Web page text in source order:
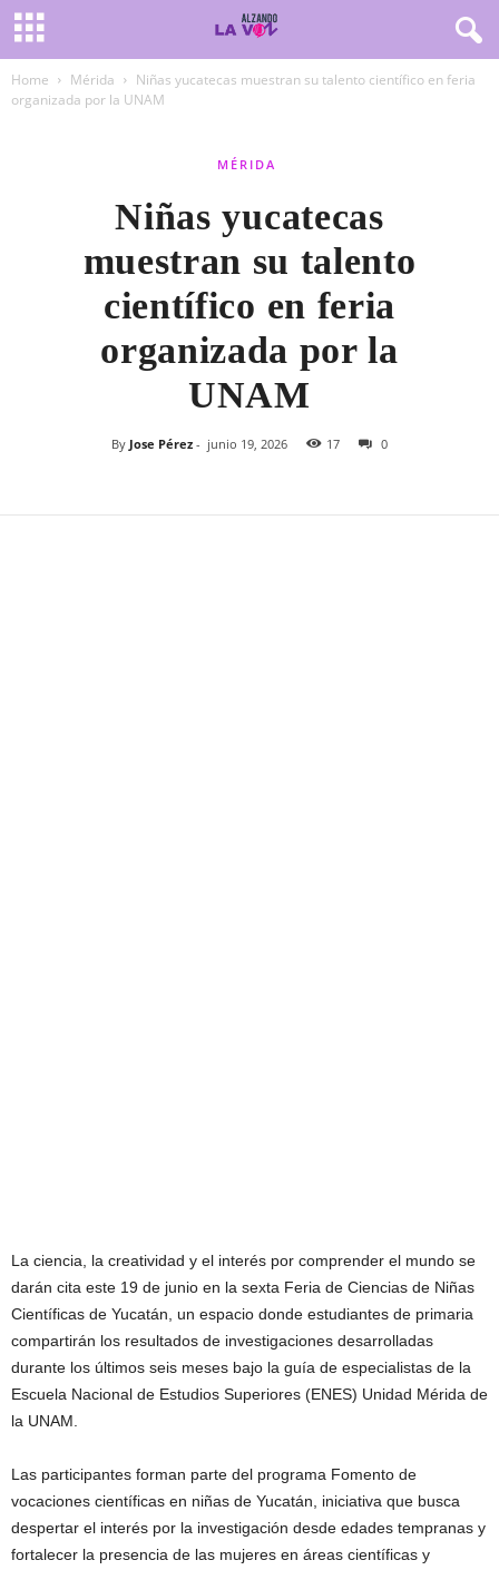
Home Mérida
Niñas yucatecas muestran su talento científico en feria
organizada por la UNAM
MÉRIDA
Niñas yucatecas
muestran su talento
científico en feria
organizada por la
UNAM
By Jose Pérez - junio 19, 2026 17 0
La ciencia, la creatividad y el interés por comprender el mundo se
darán cita este 19 de junio en la sexta Feria de Ciencias de Niñas
Científicas de Yucatán, un espacio donde estudiantes de primaria
compartirán los resultados de investigaciones desarrolladas
durante los últimos seis meses bajo la guía de especialistas de la
Escuela Nacional de Estudios Superiores (ENES) Unidad Mérida de
la UNAM.
Las participantes forman parte del programa Fomento de
vocaciones científicas en niñas de Yucatán, iniciativa que busca
despertar el interés por la investigación desde edades tempranas y
fortalecer la presencia de las mujeres en áreas científicas y